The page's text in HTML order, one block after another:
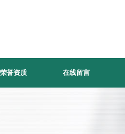
荣誉资质 在线留言